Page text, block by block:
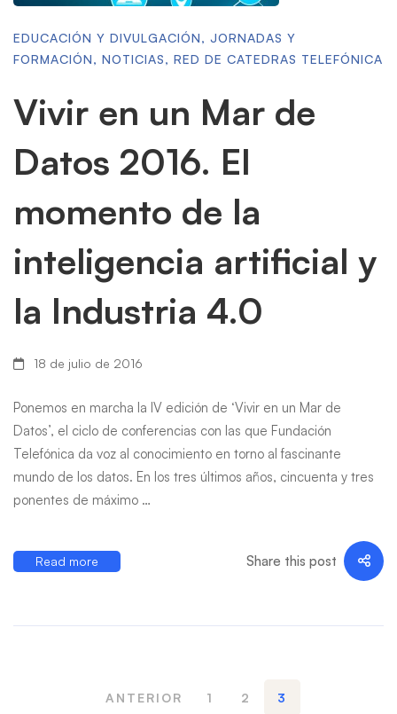
EDUCACIÓN Y DIVULGACIÓN, JORNADAS Y
FORMACIÓN, NOTICIAS, RED DE CATEDRAS TELEFÓNICA
Vivir en un Mar de
Datos 2016. El
momento de la
inteligencia artificial y
la Industria 4.0
18 de julio de 2016
Ponemos en marcha la IV edición de ‘Vivir en un Mar de
Datos’, el ciclo de conferencias con las que Fundación
Telefónica da voz al conocimiento en torno al fascinante
mundo de los datos. En los tres últimos años, cincuenta y tres
ponentes de máximo …
Read more Share this post
ANTERIOR 1 2 3